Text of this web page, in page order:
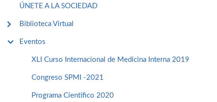
ÚNETE A LA SOCIEDAD
Biblioteca Virtual
Eventos
XLI Curso Internacional de Medicina Interna 2019
Congreso SPMI -2021
Programa Cientifico 2020